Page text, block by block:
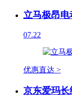
立马极昂
07.22
优惠直达 >
京东爱玛长